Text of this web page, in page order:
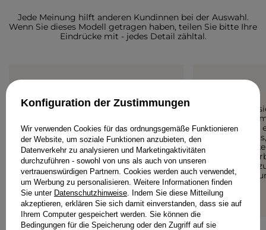
Jede Meinung hilft anderen Kundinnen bei der Auswahl.
Wenn Sie dieses Modell getragen haben, teilen Sie bitte Ihre
Eindrücke mit - jedes Detail zähltal.
Hochwertige Verarbeitung,
Passform, sehr zufrieden
ANONIM
Das Kleid
wie auf
leuchtend,
tanzbar
etwas
die
hat, nicht
empfehle
Fall wieder
Konfiguration der Zustimmungen
Wir verwenden Cookies für das ordnungsgemäße Funktionieren
der Website, um soziale Funktionen anzubieten, den
Datenverkehr zu analysieren und Marketingaktivitäten
durchzuführen - sowohl von uns als auch von unseren
vertrauenswürdigen Partnern. Cookies werden auch verwendet,
um Werbung zu personalisieren. Weitere Informationen finden
Sie unter Datenschutzhinweise . Indem Sie diese Mitteilung
akzeptieren, erklären Sie sich damit einverstanden, dass sie auf
Ihrem Computer gespeichert werden. Sie können die
Bedingungen für die Speicherung oder den Zugriff auf sie